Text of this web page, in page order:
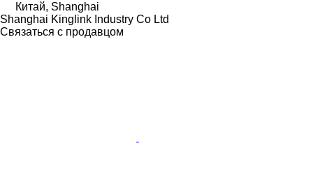
Китай, Shanghai
Shanghai Kinglink Industry Co Ltd
Связаться с продавцом